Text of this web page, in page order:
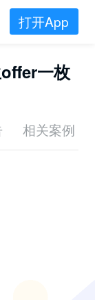
打开App
一枚
相关案例